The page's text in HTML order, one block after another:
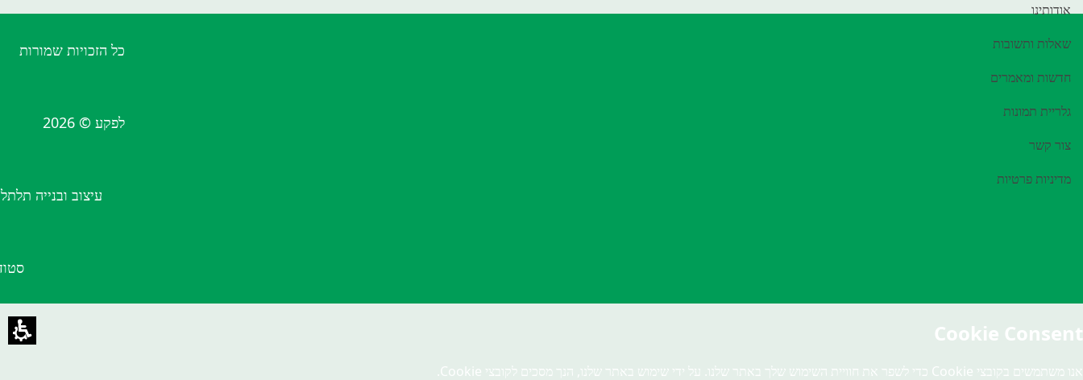
אודותינו
שאלות ותשובות
חדשות ומאמרים
גלריית תמונות
צור קשר
מדיניות פרטיות
כל הזכויות שמורות
לפקע © 2026
עיצוב ובנייה